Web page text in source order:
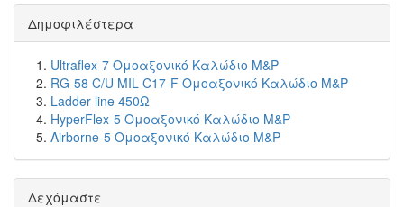
Δημοφιλέστερα
Ultraflex-7 Ομοαξονικό Καλώδιο M&P
RG-58 C/U MIL C17-F Ομοαξονικό Καλώδιο M&P
Ladder line 450Ω
HyperFlex-5 Ομοαξονικό Καλώδιο M&P
Airborne-5 Ομοαξονικό Καλώδιο M&P
Δεχόμαστε